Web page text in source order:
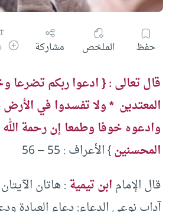
حفظ الملخص مشاركة زيادة
قال تعالى : { ادعوا ربكم تضرعا
المعتدين * ولا تفسدوا في
وادعوه خوفا وطمعا إن رحمة
المحسنين} الأعراف : 55 – 56
قال الإمامابن تيمية: هاتان